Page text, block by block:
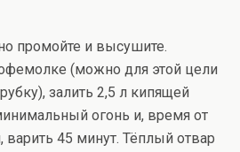
промойте и высушите.
(можно для этой цели
залить 2,5 л кипящей
огонь и, время от
45 минут. Тёплый отвар